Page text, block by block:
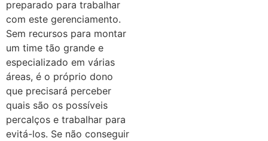
preparado para trabalhar
com este gerenciamento.
Sem recursos para montar
um time tão grande e
especializado em várias
áreas, é o próprio dono
que precisará perceber
quais são os possíveis
percalços e trabalhar para
evitá-los. Se não conseguir